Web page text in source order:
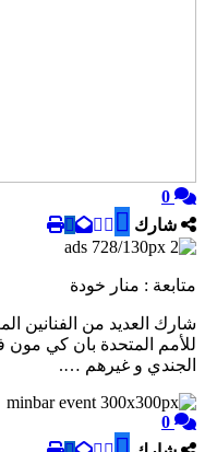
0
شارك
متابعة : منار خودة
شارك العديد من الفنانين
للأمم المتحدة بان كي مون
الجندي و غيرهم ….
0